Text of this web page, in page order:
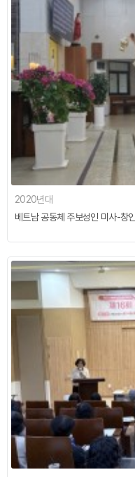
2020년대
베트남 공동체 주보성인 미사-창